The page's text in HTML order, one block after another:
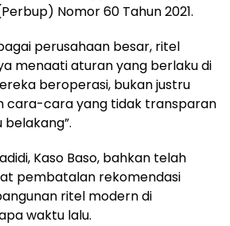
Nomor 60 Tahun 2021.
perusahaan besar, ritel
menaati aturan yang berlaku di
beroperasi, bukan justru
cara-cara yang tidak transparan
Kaso Baso, bahkan telah
pembatalan rekomendasi
ritel modern di
waktu lalu.